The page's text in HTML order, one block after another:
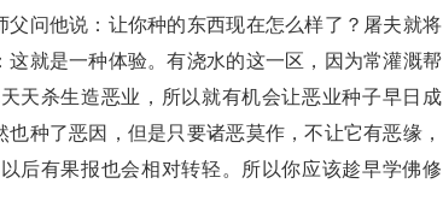
问他说：让你种的东西现在怎么样了？屠夫就将
就是一种体验。有浇水的这一区，因为常灌溉帮
天杀生造恶业，所以就有机会让恶业种子早日成
种了恶因，但是只要诸恶莫作，不让它有恶缘，
后有果报也会相对转轻。所以你应该趁早学佛修